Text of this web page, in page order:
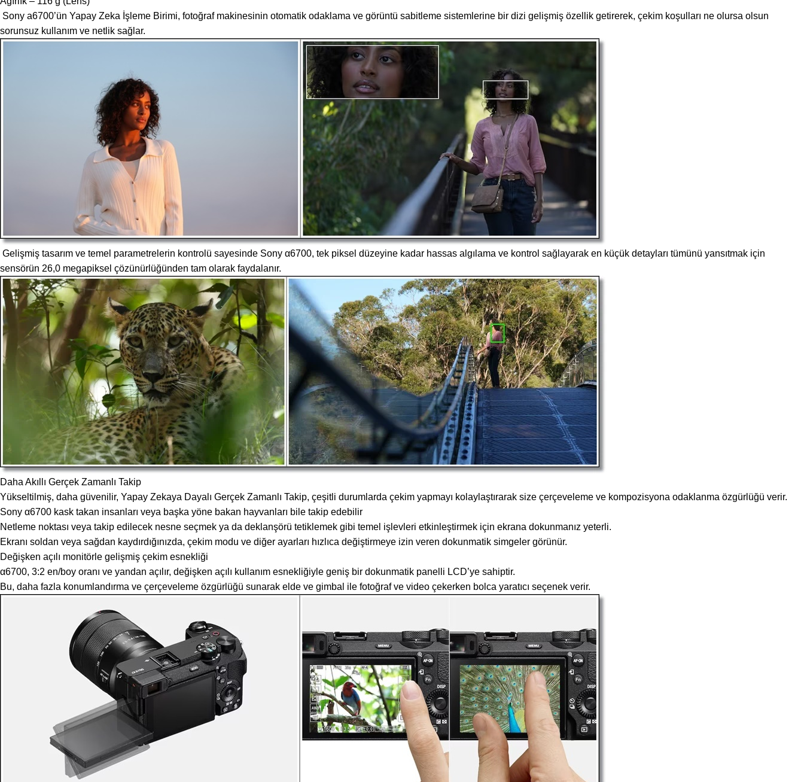
Sony a6700’ün Yapay Zeka İşleme Birimi, fotoğraf makinesinin otomatik odaklama ve görüntü sabitleme sistemlerine bir dizi gelişmiş özellik getirerek, çekim koşulları ne olursa olsun
sorunsuz kullanım ve netlik sağlar.
Gelişmiş tasarım ve temel parametrelerin kontrolü sayesinde Sony α6700, tek piksel düzeyine kadar hassas algılama ve kontrol sağlayarak en küçük detayları tümünü yansıtmak için
sensörün 26,0 megapiksel çözünürlüğünden tam olarak faydalanır.
Daha Akıllı Gerçek Zamanlı Takip
Yükseltilmiş, daha güvenilir, Yapay Zekaya Dayalı Gerçek Zamanlı Takip, çeşitli durumlarda çekim yapmayı kolaylaştırarak size çerçeveleme ve kompozisyona odaklanma özgürlüğü verir.
Sony α6700 kask takan insanları veya başka yöne bakan hayvanları bile takip edebilir
Netleme noktası veya takip edilecek nesne seçmek ya da deklanşörü tetiklemek gibi temel işlevleri etkinleştirmek için ekrana dokunmanız yeterli.
Ekranı soldan veya sağdan kaydırdığınızda, çekim modu ve diğer ayarları hızlıca değiştirmeye izin veren dokunmatik simgeler görünür.
Değişken açılı monitörle gelişmiş çekim esnekliği
α6700, 3:2 en/boy oranı ve yandan açılır, değişken açılı kullanım esnekliğiyle geniş bir dokunmatik panelli LCD’ye sahiptir.
Bu, daha fazla konumlandırma ve çerçeveleme özgürlüğü sunarak elde ve gimbal ile fotoğraf ve video çekerken bolca yaratıcı seçenek verir.